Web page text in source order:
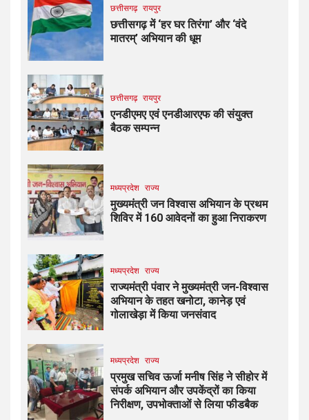
छत्तीसगढ़ रायपुर
छत्तीसगढ़ में ‘हर घर तिरंगा’ और ‘वंदे
मातरम्’ अभियान की धूम
छत्तीसगढ़ रायपुर
एनडीएमए एवं एनडीआरएफ की संयुक्त
बैठक सम्पन्न
मध्यप्रदेश राज्य
मुख्यमंत्री जन विश्वास अभियान के प्रथम
शिविर में 160 आवेदनों का हुआ निराकरण
मध्यप्रदेश राज्य
राज्यमंत्री पंवार ने मुख्यमंत्री जन-विश्वास
अभियान के तहत खनोटा, कानेड़ एवं
गोलाखेड़ा में किया जनसंवाद
मध्यप्रदेश राज्य
प्रमुख सचिव ऊर्जा मनीष सिंह ने सीहोर में
संपर्क अभियान और उपकेंद्रों का किया
निरीक्षण, उपभोक्ताओं से लिया फीडबैक